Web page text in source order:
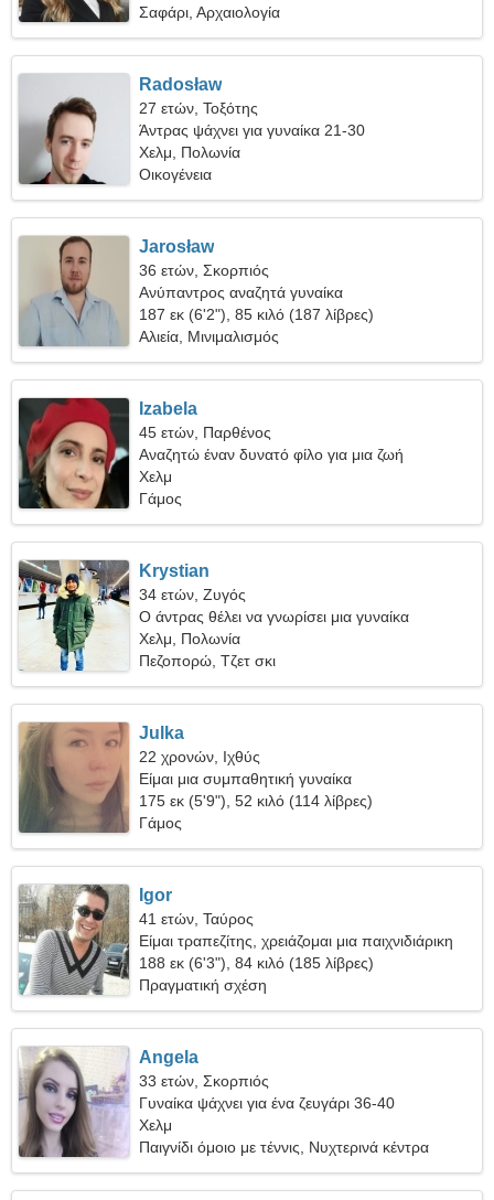
Σαφάρι, Αρχαιολογία
Radosław
27 ετών, Τοξότης
Άντρας ψάχνει για γυναίκα 21-30
Χελμ, Πολωνία
Οικογένεια
Jarosław
36 ετών, Σκορπιός
Ανύπαντρος αναζητά γυναίκα
187 εκ (6'2"), 85 κιλό (187 λίβρες)
Αλιεία, Μινιμαλισμός
Izabela
45 ετών, Παρθένος
Αναζητώ έναν δυνατό φίλο για μια ζωή
Χελμ
Γάμος
Krystian
34 ετών, Ζυγός
Ο άντρας θέλει να γνωρίσει μια γυναίκα
Χελμ, Πολωνία
Πεζοπορώ, Τζετ σκι
Julka
22 χρονών, Ιχθύς
Είμαι μια συμπαθητική γυναίκα
175 εκ (5'9"), 52 κιλό (114 λίβρες)
Γάμος
Igor
41 ετών, Ταύρος
Είμαι τραπεζίτης, χρειάζομαι μια παιχνιδιάρικη
γυναίκα
188 εκ (6'3"), 84 κιλό (185 λίβρες)
Πραγματική σχέση
Angela
33 ετών, Σκορπιός
Γυναίκα ψάχνει για ένα ζευγάρι 36-40
Χελμ
Παιγνίδι όμοιο με τέννις, Νυχτερινά κέντρα
διασκέδασης